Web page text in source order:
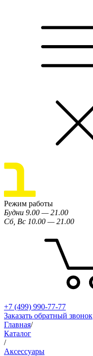
Режим работы
Будни 9.00 — 21.00
Сб, Вс 10.00 — 21.00
+7 (499) 990-77-77
Заказать обратный звонок
Главная/
Каталог
/
Аксессуары